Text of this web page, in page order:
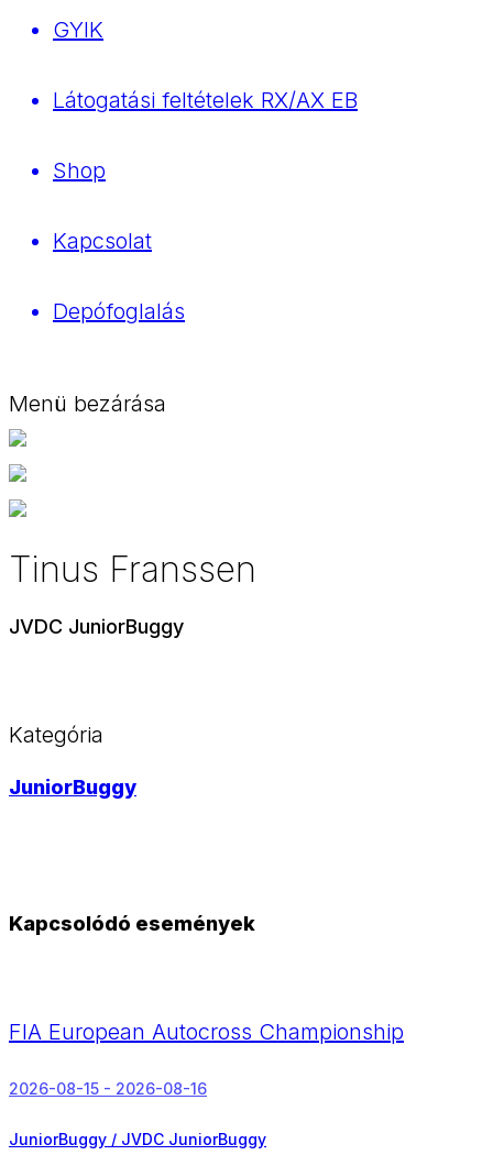
GYIK
Látogatási feltételek RX/AX EB
Shop
Kapcsolat
Depófoglalás
Menü bezárása
Tinus Franssen
JVDC JuniorBuggy
Kategória
JuniorBuggy
Kapcsolódó események
FIA European Autocross Championship
2026-08-15 - 2026-08-16
JuniorBuggy / JVDC JuniorBuggy